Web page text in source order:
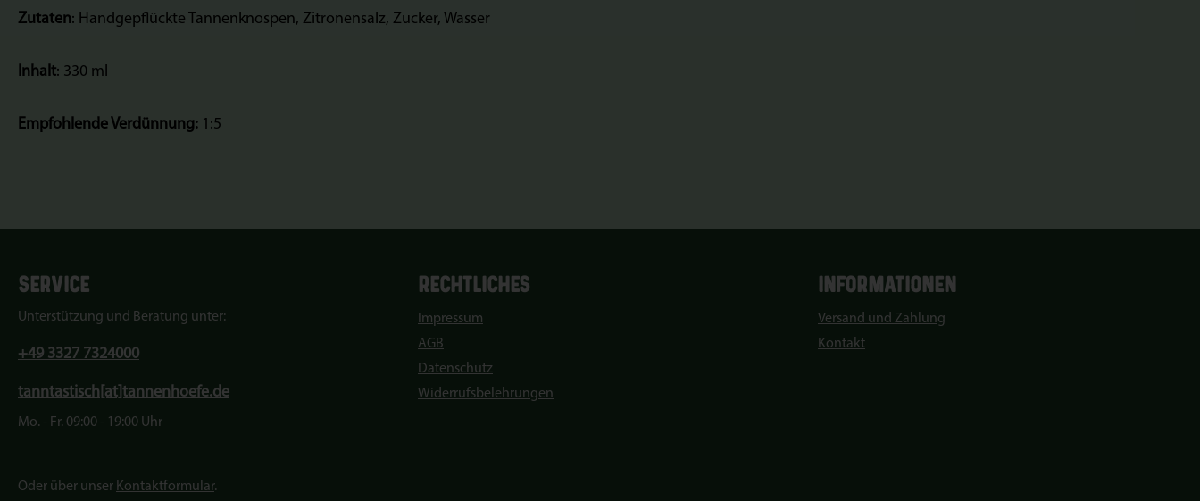
Zutaten: Handgepflückte Tannenknospen, Zitronensalz, Zucker, Wasser
Inhalt: 330 ml
Empfohlende Verdünnung: 1:5
SERVICE
Unterstützung und Beratung unter:
+49 3327 7324000
tanntastisch[at]tannenhoefe.de
Mo. - Fr. 09:00 - 19:00 Uhr
Oder über unser Kontaktformular.
RECHTLICHES
Impressum
AGB
Datenschutz
Widerrufsbelehrungen
INFORMATIONEN
Versand und Zahlung
Kontakt